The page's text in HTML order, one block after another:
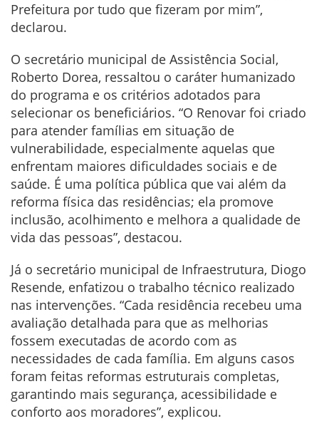
Prefeitura por tudo que fizeram por mim”,
declarou.
O secretário municipal de Assistência Social,
Roberto Dorea, ressaltou o caráter humanizado
do programa e os critérios adotados para
selecionar os beneficiários. “O Renovar foi criado
para atender famílias em situação de
vulnerabilidade, especialmente aquelas que
enfrentam maiores dificuldades sociais e de
saúde. É uma política pública que vai além da
reforma física das residências; ela promove
inclusão, acolhimento e melhora a qualidade de
vida das pessoas”, destacou.
Já o secretário municipal de Infraestrutura, Diogo
Resende, enfatizou o trabalho técnico realizado
nas intervenções. “Cada residência recebeu uma
avaliação detalhada para que as melhorias
fossem executadas de acordo com as
necessidades de cada família. Em alguns casos
foram feitas reformas estruturais completas,
garantindo mais segurança, acessibilidade e
conforto aos moradores”, explicou.